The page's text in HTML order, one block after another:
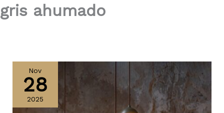
gris ahumado
Nov
28
2025
Brokis
gana